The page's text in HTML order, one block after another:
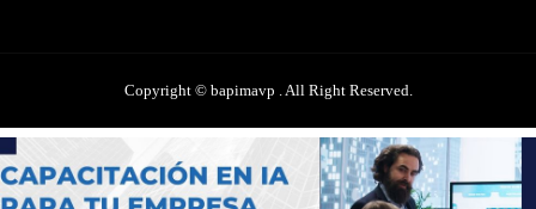
Copyright © bapimavp . All Right Reserved.